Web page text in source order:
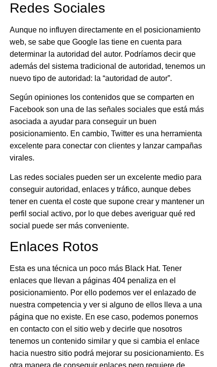
Redes Sociales
Aunque no influyen directamente en el posicionamiento
web, se sabe que Google las tiene en cuenta para
determinar la autoridad del autor. Podríamos decir que
además del sistema tradicional de autoridad, tenemos un
nuevo tipo de autoridad: la “autoridad de autor”.
Según opiniones los contenidos que se comparten en
Facebook son una de las señales sociales que está más
asociada a ayudar para conseguir un buen
posicionamiento. En cambio, Twitter es una herramienta
excelente para conectar con clientes y lanzar campañas
virales.
Las redes sociales pueden ser un excelente medio para
conseguir autoridad, enlaces y tráfico, aunque debes
tener en cuenta el coste que supone crear y mantener un
perfil social activo, por lo que debes averiguar qué red
social puede ser más conveniente.
Enlaces Rotos
Esta es una técnica un poco más Black Hat. Tener
enlaces que llevan a páginas 404 penaliza en el
posicionamiento. Por ello podemos ver el enlazado de
nuestra competencia y ver si alguno de ellos lleva a una
página que no existe. En ese caso, podemos ponernos
en contacto con el sitio web y decirle que nosotros
tenemos un contenido similar y que si cambia el enlace
hacia nuestro sitio podrá mejorar su posicionamiento. Es